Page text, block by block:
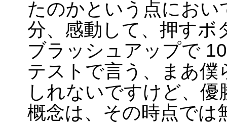
たのかという点におい
分、感動して、押すボ
ブラッシュアップで
テストで言う、まあ
しれないですけど、
概念は、その時点では